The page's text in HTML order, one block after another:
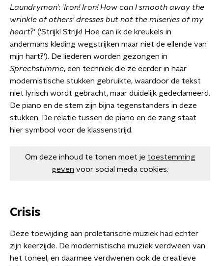
Laundryman’: ‘Iron! Iron! How can I smooth away the
wrinkle of others' dresses but not the miseries of my
heart?’ (‘Strijk! Strijk! Hoe can ik de kreukels in
andermans kleding wegstrijken maar niet de ellende van
mijn hart?’). De liederen worden gezongen in
Sprechstimme, een techniek die ze eerder in haar
modernistische stukken gebruikte, waardoor de tekst
niet lyrisch wordt gebracht, maar duidelijk gedeclameerd.
De piano en de stem zijn bijna tegenstanders in deze
stukken. De relatie tussen de piano en de zang staat
hier symbool voor de klassenstrijd.
Om deze inhoud te tonen moet je toestemming
geven voor social media cookies.
Crisis
Deze toewijding aan proletarische muziek had echter
zijn keerzijde. De modernistische muziek verdween van
het toneel, en daarmee verdwenen ook de creatieve